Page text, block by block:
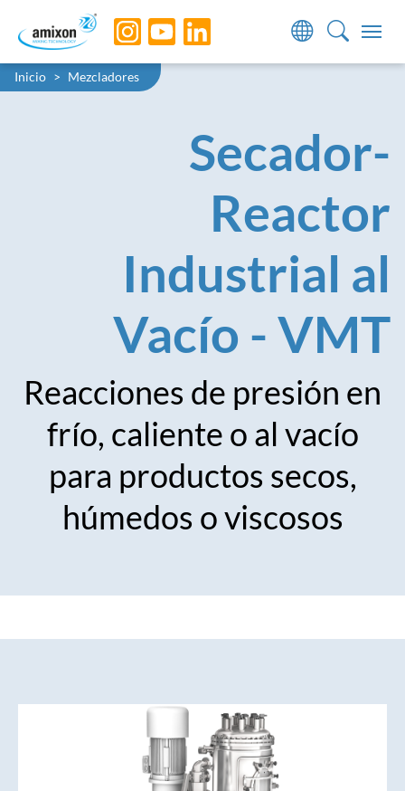
Skip to main navigation
Skip to main content
Skip to page footer
You are here:
Inicio Mezcladores
Secador-
Reactor
Industrial al
Vacío - VMT
Reacciones de presión en
frío, caliente o al vacío
para productos secos,
húmedos o viscosos